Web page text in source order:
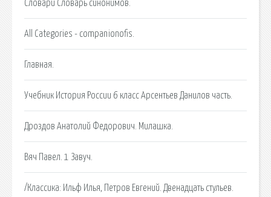
Словари Словарь синонимов.
All Categories - companionofis.
Главная.
Учебник История России 6 класс Арсентьев Данилов часть.
Дроздов Анатолий Федорович. Милашка.
Вяч Павел. 1 Завуч.
/Классика: Ильф Илья, Петров Евгений. Двенадцать стульев.